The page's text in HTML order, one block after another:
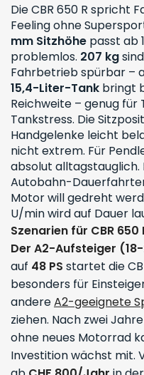
Die CBR 650 R spricht
Feeling ohne
mm Sitzhöhe passt ab
problemlos. 207 kg
Fahrbetrieb spürbar –
15,4-Liter-Tank bringt
Reichweite – genug für
Tankstress. Die
Handgelenke leicht
nicht extrem. Für
absolut alltagstauglich.
Autobahn-
Motor will gedreht
U/min wird auf Dauer
Szenarien für CBR
Der A2-Aufsteiger
auf 48 PS startet die
besonders für
andereA2-geeignete
ziehen. Nach zwei
ohne neues Motorrad
Investition wächst mit.